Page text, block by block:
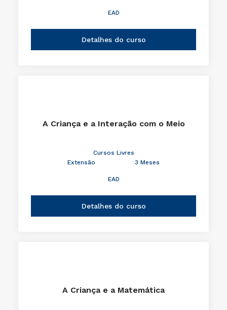
EAD
Detalhes do curso
A Criança e a Interação com o Meio
Cursos Livres
Extensão
3 Meses
EAD
Detalhes do curso
A Criança e a Matemática